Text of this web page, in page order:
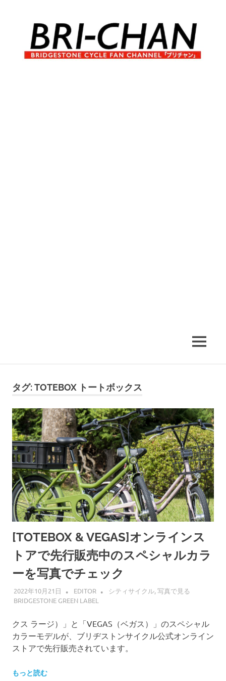
MENU
タグ:TOTEBOX トートボックス
[TOTEBOX & VEGAS]オンラインス
トアで先行販売中のスペシャルカラ
ーを写真でチェック
2022年10月21日 EDITOR シティサイクル,写真で見る
BRIDGESTONE GREEN LABEL
クス ラージ）」と「VEGAS（ベガス）」のスペシャル
カラーモデルが、ブリヂストンサイクル公式オンライン
ストアで先行販売されています。
もっと読む